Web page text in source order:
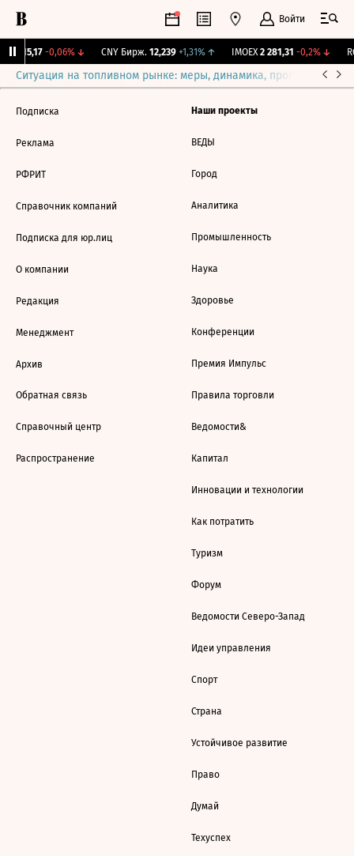
Войти
115,17 -0,06%↓ CNY Бирж. 12,239 +1,31%↑ IMOEX 2 281,31 -0,2%↓
Ситуация на топливном рынке: меры, динамика, прогнозы
Подписка
Реклама
РФРИТ
Справочник компаний
Подписка для юр.лиц
О компании
Редакция
Менеджмент
Архив
Обратная связь
Справочный центр
Распространение
Наши проекты
ВЕДЫ
Город
Аналитика
Промышленность
Наука
Здоровье
Конференции
Премия Импульс
Правила торговли
Ведомости&
Капитал
Инновации и технологии
Как потратить
Туризм
Форум
Ведомости Северо-Запад
Идеи управления
Спорт
Страна
Устойчивое развитие
Право
Думай
Техуспех